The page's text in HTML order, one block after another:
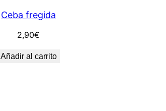
Ceba fregida
2,90€
Añadir al carrito